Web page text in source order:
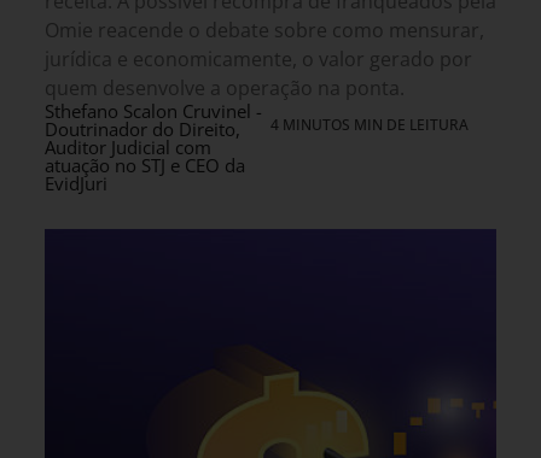
Omie reacende o debate sobre como mensurar,
jurídica e economicamente, o valor gerado por
quem desenvolve a operação na ponta.
Sthefano Scalon Cruvinel -
Doutrinador do Direito,
Auditor Judicial com
atuação no STJ e CEO da
EvidJuri
4 MINUTOS MIN DE LEITURA